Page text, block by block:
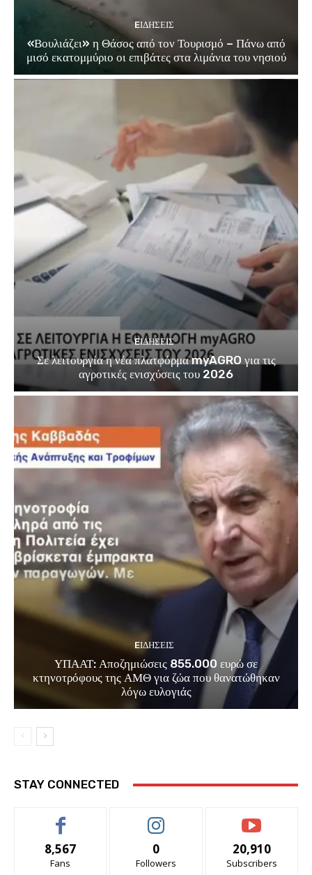
EΙΔΗΣΕΙΣ
«Βουλιάζει» η Θάσος από τον Τουρισμό – Πάνω από
μισό εκατομμύριο οι επιβάτες στα λιμάνια του νησιού
EΙΔΗΣΕΙΣ
Σε λειτουργία η νέα πλατφόρμα myAGRO για τις
αγροτικές ενισχύσεις του 2026
EΙΔΗΣΕΙΣ
ΥΠΑΑΤ: Αποζημιώσεις 855.000 ευρώ σε
κτηνοτρόφους της ΑΜΘ για ζώα που θανατώθηκαν
λόγω ευλογιάς
STAY CONNECTED
8,567
Fans
0
Followers
20,910
Subscribers